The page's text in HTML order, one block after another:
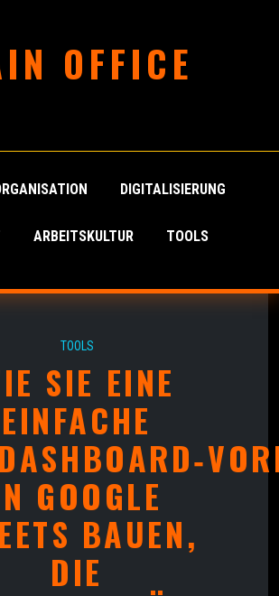
OFFICE
DIGITALISIERUNG
ARBEITSKULTUR TOOLS
TOOLS
SIE EINE
EINFACHE
GOOGLE
BAUEN,
DIE